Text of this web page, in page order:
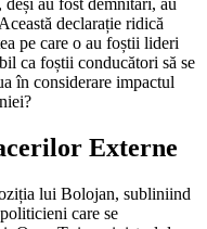
au fost demnitari, au
declarație ridică
pe care o au foștii lideri
ca foștii conducători să se
în considerare impactul
Externe
lui Bolojan, subliniind
care se